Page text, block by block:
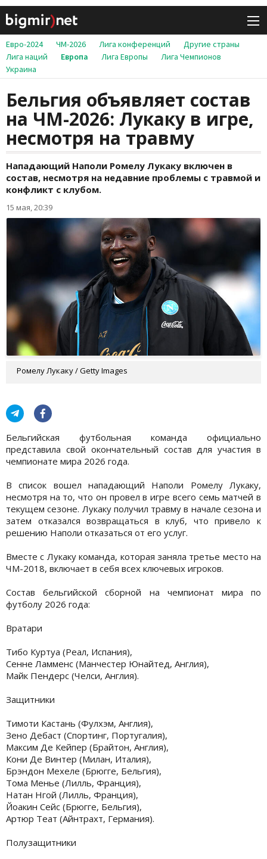
Евро-2024 ЧМ-2026 Лига конференций
Другие страны
Лига наций
Европа Лига Европы
Лига Чемпионов
Украина
Бельгия объявляет состав
на ЧМ-2026: Лукаку в игре,
несмотря на травму
Нападающий Наполи Ромелу Лукаку включен в
состав, несмотря на недавние проблемы с травмой и
конфликт с клубом.
15 мая, 20:39
Ромелу Лукаку / Getty Images
Бельгийская футбольная команда официально
представила свой окончательный состав для участия в
чемпионате мира 2026 года.
В список вошел нападающий Наполи Ромелу Лукаку,
несмотря на то, что он провел в игре всего семь матчей в
текущем сезоне. Лукаку получил травму в начале сезона и
затем отказался возвращаться в клуб, что привело к
решению Наполи отказаться от его услуг.
Вместе с Лукаку команда, которая заняла третье место на
ЧМ-2018, включает в себя всех ключевых игроков.
Состав бельгийской сборной на чемпионат мира по
футболу 2026 года:
Вратари
Тибо Куртуа (Реал, Испания),
Сенне Ламменс (Манчестер Юнайтед, Англия),
Майк Пендерс (Челси, Англия).
Защитники
Тимоти Кастань (Фулхэм, Англия),
Зено Дебаст (Спортинг, Португалия),
Максим Де Кейпер (Брайтон, Англия),
Кони Де Винтер (Милан, Италия),
Брэндон Мехеле (Брюгге, Бельгия),
Тома Менье (Лилль, Франция),
Натан Нгой (Лилль, Франция),
Йоакин Сейс (Брюгге, Бельгия),
Артюр Теат (Айнтрахт, Германия).
Полузащитники